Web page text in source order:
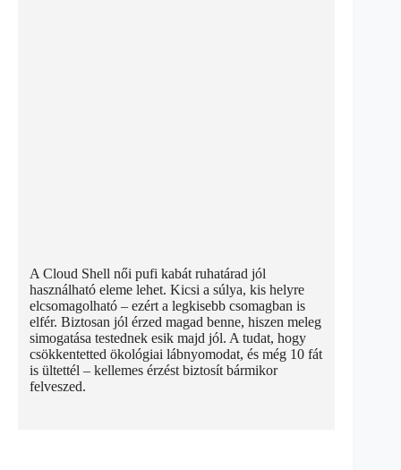
A Cloud Shell női pufi kabát ruhatárad jól
használható eleme lehet. Kicsi a súlya, kis helyre
elcsomagolható – ezért a legkisebb csomagban is
elfér. Biztosan jól érzed magad benne, hiszen meleg
simogatása testednek esik majd jól. A tudat, hogy
csökkentetted ökológiai lábnyomodat, és még 10 fát
is ültettél – kellemes érzést biztosít bármikor
felveszed.